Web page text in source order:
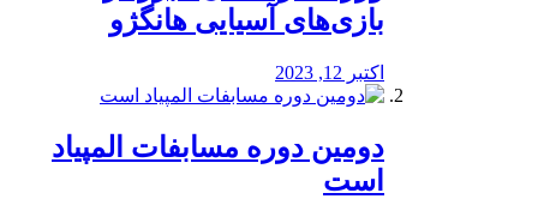
بازی‌های آسیایی هانگژو
اکتبر 12, 2023
دومین دوره مسابفات المپیاد
است